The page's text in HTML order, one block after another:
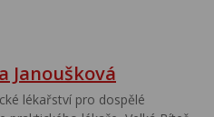
Janoušková
lékařství pro dospělé